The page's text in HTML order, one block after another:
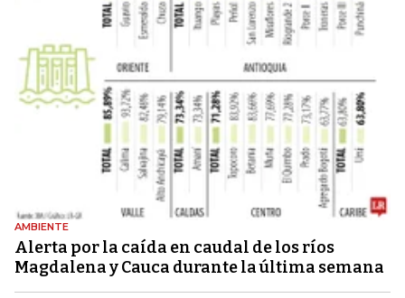
AMBIENTE
Alerta por la caída en caudal de los ríos
Magdalena y Cauca durante la última semana